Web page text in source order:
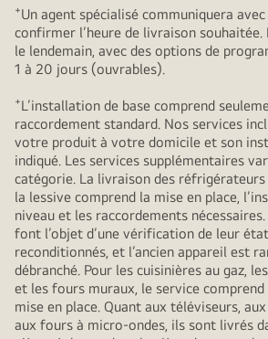
+Un agent spécialisé communiquera
confirmer l’heure de livraison
le lendemain, avec des options de
1 à 20 jours (ouvrables).
+L’installation de base comprend
raccordement standard. Nos services
votre produit à votre domicile et son
indiqué. Les services supplémentaires
catégorie. La livraison des
la lessive comprend la mise en place,
niveau et les raccordements
font l’objet d’une vérification de leur
reconditionnés, et l’ancien appareil est
débranché. Pour les cuisinières au gaz,
et les fours muraux, le service
mise en place. Quant aux téléviseurs,
aux fours à micro-ondes, ils sont livrés